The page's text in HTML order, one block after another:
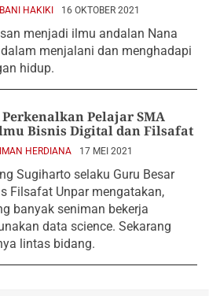
BANI HAKIKI 16 OKTOBER 2021
menjadi ilmu andalan Nana
menjalani dan menghadapi
hidup.
Pelajar SMA
Bisnis Digital dan Filsafat
IMAN HERDIANA 17 MEI 2021
Sugiharto selaku Guru Besar
Filsafat Unpar mengatakan,
banyak seniman bekerja
data science. Sekarang
lintas bidang.